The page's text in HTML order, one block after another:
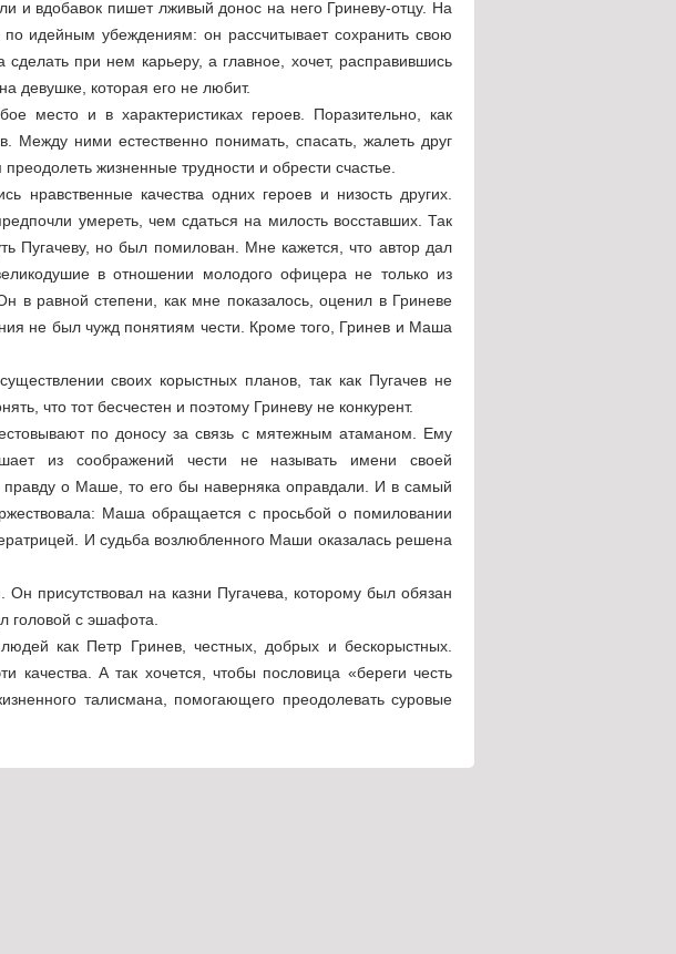
и вдобавок пишет лживый донос на него Гриневу-отцу. На
идейным убеждениям: он рассчитывает сохранить свою
сделать при нем карьеру, а главное, хочет, расправившись
девушке, которая его не любит.
место и в характеристиках героев. Поразительно, как
Между ними естественно понимать, спасать, жалеть друг
жизненные трудности и обрести счастье.
нравственные качества одних героев и низость других.
умереть, чем сдаться на милость восставших. Так
Пугачеву, но был помилован. Мне кажется, что автор дал
в отношении молодого офицера не только из
в равной степени, как мне показалось, оценил в Гриневе
не был чужд понятиям чести. Кроме того, Гринев и Маша
своих корыстных планов, так как Пугачев не
что тот бесчестен и поэтому Гриневу не конкурент.
по доносу за связь с мятежным атаманом. Ему
из соображений чести не называть имени своей
о Маше, то его бы наверняка оправдали. И в самый
Маша обращается с просьбой о помиловании
И судьба возлюбленного Маши оказалась решена
Он присутствовал на казни Пугачева, которому был обязан
головой с эшафота.
как Петр Гринев, честных, добрых и бескорыстных.
качества. А так хочется, чтобы пословица «береги честь
талисмана, помогающего преодолевать суровые